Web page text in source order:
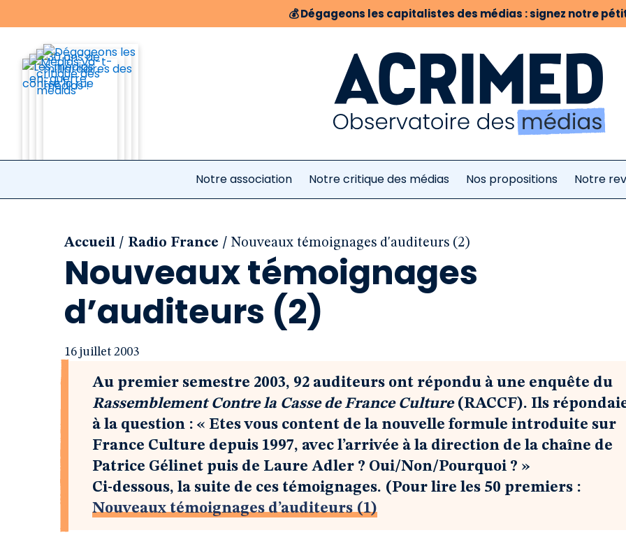
💰Dégageons les capitalistes des médias : signez notre
Notre association Notre critique des médias Nos propositions Notre
Accueil / Radio France / Nouveaux témoignages d'auditeurs (2)
Nouveaux témoignages
d’auditeurs (2)
16 juillet 2003
Au premier semestre 2003, 92 auditeurs ont répondu à une enquête du
Rassemblement Contre la Casse de France Culture (RACCF). Ils
à la question : « Etes vous content de la nouvelle formule introduite sur
France Culture depuis 1997, avec l’arrivée à la direction de la chaîne de
Patrice Gélinet puis de Laure Adler ? Oui/Non/Pourquoi ? »
Ci-dessous, la suite de ces témoignages. (Pour lire les 50 premiers :
Nouveaux témoignages d’auditeurs (1)